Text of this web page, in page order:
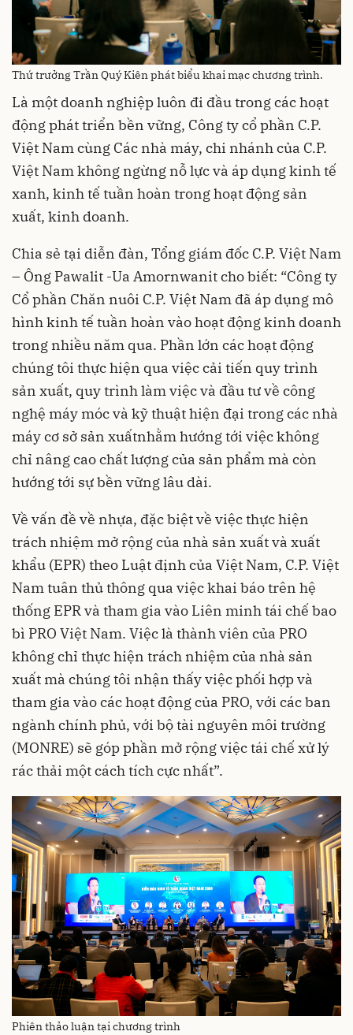
Thứ trưởng Trần Quý Kiên phát biểu khai mạc chương trình.
Là một doanh nghiệp luôn đi đầu trong các hoạt
động phát triển bền vững, Công ty cổ phần C.P.
Việt Nam cùng Các nhà máy, chi nhánh của C.P.
Việt Nam không ngừng nỗ lực và áp dụng kinh tế
xanh, kinh tế tuần hoàn trong hoạt động sản
xuất, kinh doanh.
Chia sẻ tại diễn đàn, Tổng giám đốc C.P. Việt Nam
– Ông Pawalit -Ua Amornwanit cho biết: “Công ty
Cổ phần Chăn nuôi C.P. Việt Nam đã áp dụng mô
hình kinh tế tuần hoàn vào hoạt động kinh doanh
trong nhiều năm qua. Phần lớn các hoạt động
chúng tôi thực hiện qua việc cải tiến quy trình
sản xuất, quy trình làm việc và đầu tư về công
nghệ máy móc và kỹ thuật hiện đại trong các nhà
máy cơ sở sản xuấtnhằm hướng tới việc không
chỉ nâng cao chất lượng của sản phẩm mà còn
hướng tới sự bền vững lâu dài.
Về vấn đề về nhựa, đặc biệt về việc thực hiện
trách nhiệm mở rộng của nhà sản xuất và xuất
khẩu (EPR) theo Luật định của Việt Nam, C.P. Việt
Nam tuân thủ thông qua việc khai báo trên hệ
thống EPR và tham gia vào Liên minh tái chế bao
bì PRO Việt Nam. Việc là thành viên của PRO
không chỉ thực hiện trách nhiệm của nhà sản
xuất mà chúng tôi nhận thấy việc phối hợp và
tham gia vào các hoạt động của PRO, với các ban
ngành chính phủ, với bộ tài nguyên môi trường
(MONRE) sẽ góp phần mở rộng việc tái chế xử lý
rác thải một cách tích cực nhất”.
Phiên thảo luận tại chương trình